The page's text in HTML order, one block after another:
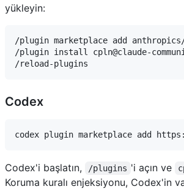
yükleyin:
/plugin marketplace add
/plugin install cpln@claude-
Codex
Codex'i başlatın, /plugins 'i açın ve
Koruma kuralı enjeksiyonu, Codex'in